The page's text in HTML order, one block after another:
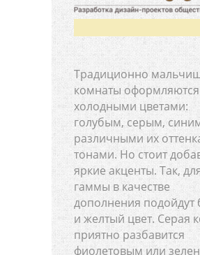
Традиционно
комнаты оформляются
холодными цветами:
голубым, серым,
различными их
тонами. Но стоит
яркие акценты. Так,
гаммы в качестве
дополнения подойдут
и желтый цвет. Серая
приятно разбавится
фиолетовым или